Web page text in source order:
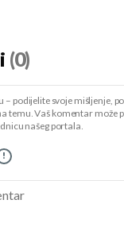
(0)
– podijelite svoje mišljenje,
temu. Vaš komentar
našeg portala.
!